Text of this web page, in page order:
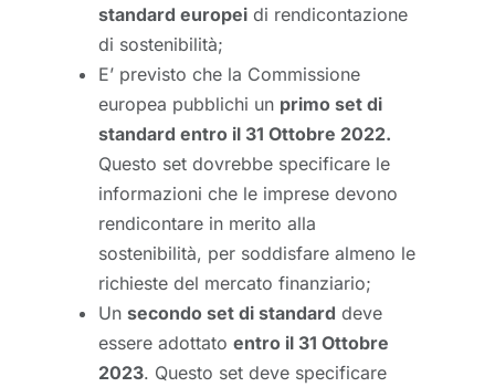
standard europei di rendicontazione
di sostenibilità;
E’ previsto che la Commissione
europea pubblichi un primo set di
standard entro il 31 Ottobre 2022.
Questo set dovrebbe specificare le
informazioni che le imprese devono
rendicontare in merito alla
sostenibilità, per soddisfare almeno le
richieste del mercato finanziario;
Un secondo set di standard deve
essere adottato entro il 31 Ottobre
2023. Questo set deve specificare